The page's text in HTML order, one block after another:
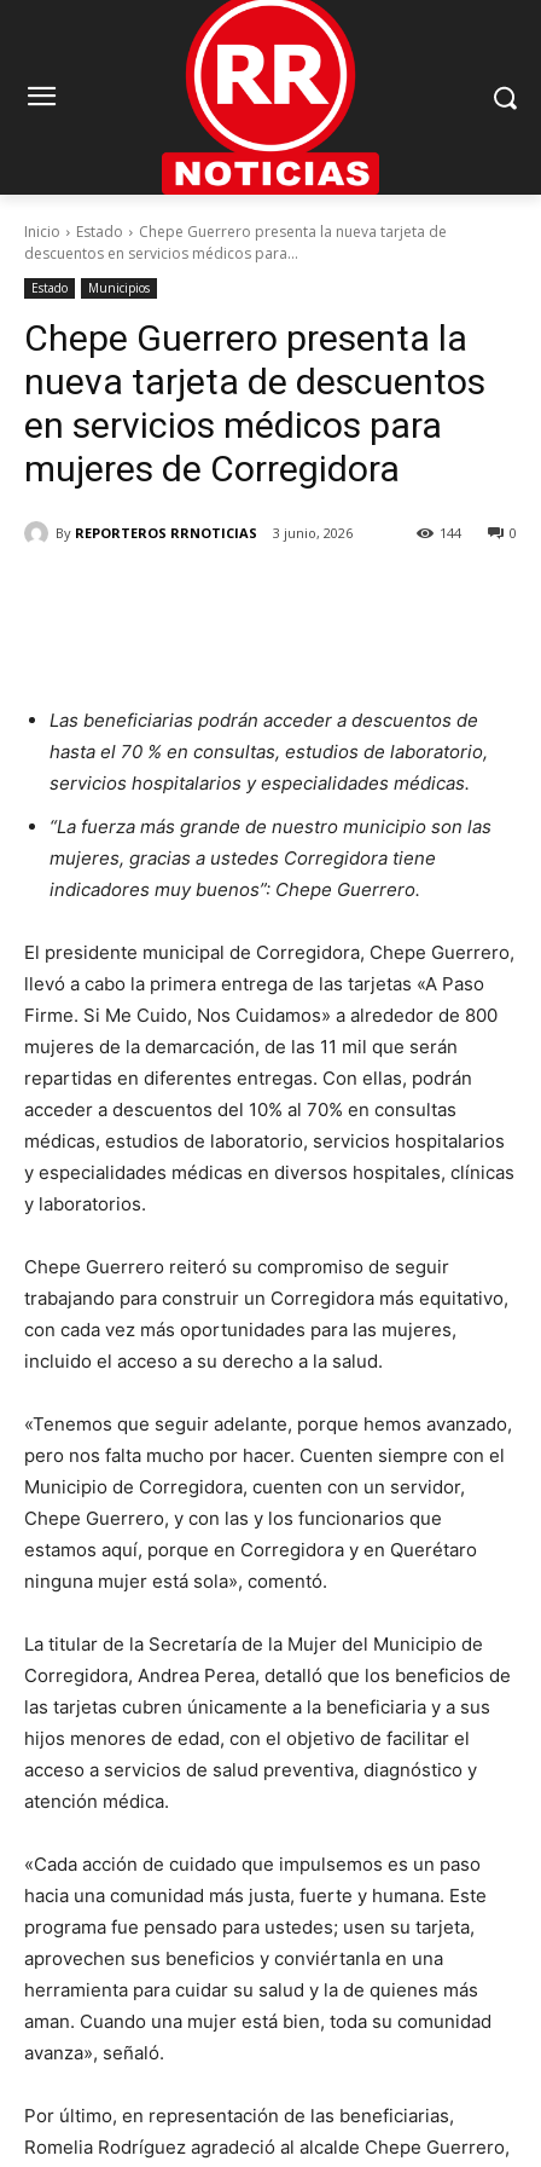
Inicio Estado
Chepe Guerrero presenta la nueva tarjeta de
descuentos en servicios médicos para...
Estado Municipios
Chepe Guerrero presenta la
nueva tarjeta de descuentos
en servicios médicos para
mujeres de Corregidora
By REPORTEROS RRNOTICIAS 3 junio, 2026 0
144
Las beneficiarias podrán acceder a descuentos de
hasta el 70 % en consultas, estudios de laboratorio,
servicios hospitalarios y especialidades médicas.
“La fuerza más grande de nuestro municipio son las
mujeres, gracias a ustedes Corregidora tiene
indicadores muy buenos”: Chepe Guerrero.
El presidente municipal de Corregidora, Chepe Guerrero,
llevó a cabo la primera entrega de las tarjetas «A Paso
Firme. Si Me Cuido, Nos Cuidamos» a alrededor de 800
mujeres de la demarcación, de las 11 mil que serán
repartidas en diferentes entregas. Con ellas, podrán
acceder a descuentos del 10% al 70% en consultas
médicas, estudios de laboratorio, servicios hospitalarios
y especialidades médicas en diversos hospitales, clínicas
y laboratorios.
Chepe Guerrero reiteró su compromiso de seguir
trabajando para construir un Corregidora más equitativo,
con cada vez más oportunidades para las mujeres,
incluido el acceso a su derecho a la salud.
«Tenemos que seguir adelante, porque hemos avanzado,
pero nos falta mucho por hacer. Cuenten siempre con el
Municipio de Corregidora, cuenten con un servidor,
Chepe Guerrero, y con las y los funcionarios que
estamos aquí, porque en Corregidora y en Querétaro
ninguna mujer está sola», comentó.
La titular de la Secretaría de la Mujer del Municipio de
Corregidora, Andrea Perea, detalló que los beneficios de
las tarjetas cubren únicamente a la beneficiaria y a sus
hijos menores de edad, con el objetivo de facilitar el
acceso a servicios de salud preventiva, diagnóstico y
atención médica.
«Cada acción de cuidado que impulsemos es un paso
hacia una comunidad más justa, fuerte y humana. Este
programa fue pensado para ustedes; usen su tarjeta,
aprovechen sus beneficios y conviértanla en una
herramienta para cuidar su salud y la de quienes más
aman. Cuando una mujer está bien, toda su comunidad
avanza», señaló.
Por último, en representación de las beneficiarias,
Romelia Rodríguez agradeció al alcalde Chepe Guerrero,